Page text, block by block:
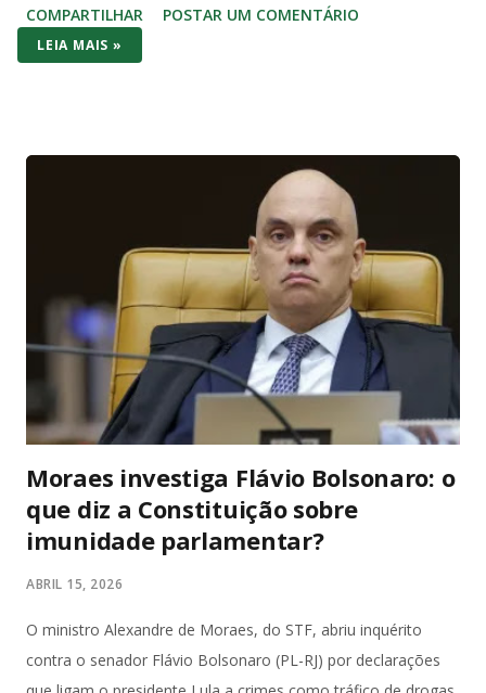
pela 5ª Vara Federal de Santos, no litoral paulista. A operação
investiga um grupo suspeito de lavagem de dinheiro com
empresas, terceiros e até transações com criptoativos, além
de transporte de grandes quantias em dinheiro vivo, com
movimentações no Brasil e no exterior. (Metrópoles) Mais de
200 policiais federais participaram da operação, cumprindo
45 mandados de busca e apreensão e 39 de prisão
temporária. As ações foram realizadas simultaneamente em
múltiplos estados: São Paulo, Rio de Janeiro, Pernambuco,
Espírito Santo, Maranhão, Santa Catarina, Paraná, G...
COMPARTILHAR POSTAR UM COMENTÁRIO
LEIA MAIS »
Moraes investiga Flávio Bolsonaro: o
que diz a Constituição sobre
imunidade parlamentar?
ABRIL 15, 2026
O ministro Alexandre de Moraes, do STF, abriu inquérito
contra o senador Flávio Bolsonaro (PL-RJ) por declarações